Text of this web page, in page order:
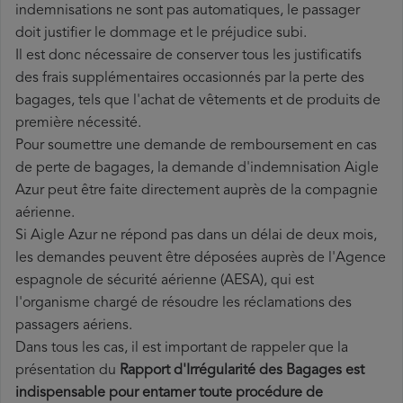
indemnisations ne sont pas automatiques, le passager
doit justifier le dommage et le préjudice subi.
Il est donc nécessaire de conserver tous les justificatifs
des frais supplémentaires occasionnés par la perte des
bagages, tels que l'achat de vêtements et de produits de
première nécessité.
Pour soumettre une demande de remboursement en cas
de perte de bagages, la demande d'indemnisation Aigle
Azur peut être faite directement auprès de la compagnie
aérienne.
Si Aigle Azur ne répond pas dans un délai de deux mois,
les demandes peuvent être déposées auprès de l'Agence
espagnole de sécurité aérienne (AESA), qui est
l'organisme chargé de résoudre les réclamations des
passagers aériens.
Dans tous les cas, il est important de rappeler que la
présentation du Rapport d'Irrégularité des Bagages est
indispensable pour entamer toute procédure de